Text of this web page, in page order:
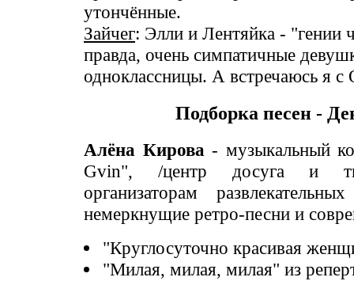
утончённые.
Зайчег: Элли и Лентяйка - "гении
правда, очень симпатичные
одноклассницы. А встречаюсь я
Подборка песен -
Алёна Кирова - музыкальный
Gvin", /центр досуга и
организаторам
немеркнущие ретро-песни и
"Круглосуточно красивая
"Милая, милая, милая" из